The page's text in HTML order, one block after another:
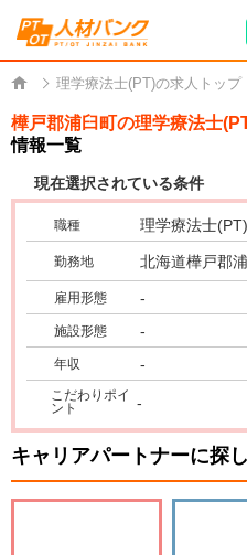
理学療法士(PT)の求人トップ
樺戸郡浦臼町の理学療法士
情報一覧
現在選択されている条件
職種 理学療法士(PT)
勤務地 北海道樺戸郡
雇用形態 -
施設形態 -
年収 -
こだわりポイ
ント
-
キャリアパートナーに探